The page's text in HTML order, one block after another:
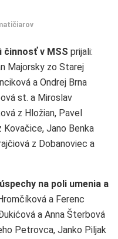
činnosť v MSS prijali:
Majorsky zo Starej
a Ondrej Brna
st. a Miroslav
z Hložian, Pavel
Kovačice, Jano Benka
z Dobanoviec a
na poli umenia a
a Ferenc
a Anna Šterbová
Petrovca, Janko Piljak